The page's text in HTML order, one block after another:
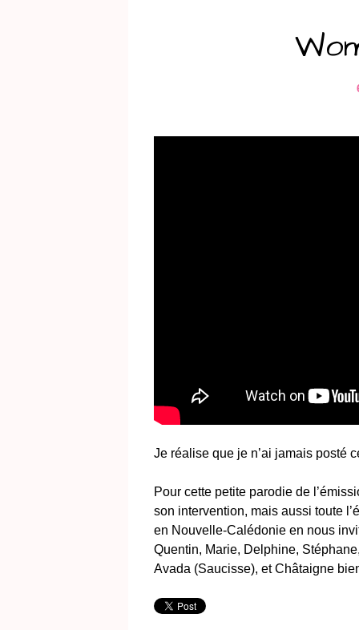
Je réalise que je n’ai jamais posté
Pour cette petite parodie de
son intervention, mais aussi toute
en Nouvelle-Calédonie en nous
Quentin, Marie, Delphine,
Avada (Saucisse), et Châtaigne